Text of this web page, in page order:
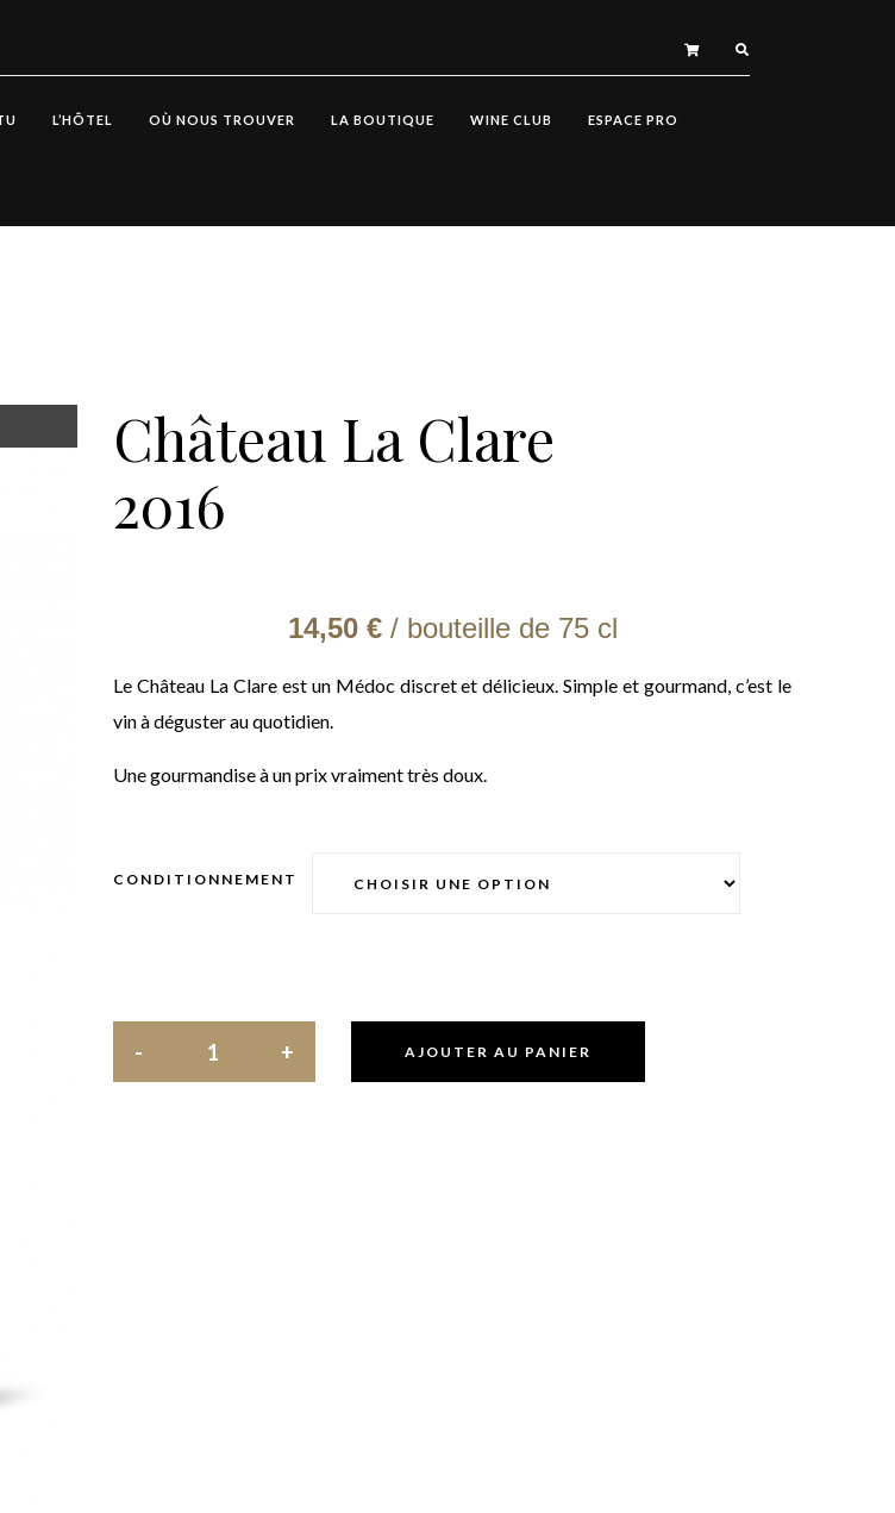
L’HÔTEL OÙ NOUS TROUVER LA BOUTIQUE WINE CLUB ESPACE PRO
Château La Clare
2016
14,50 € / bouteille de 75 cl
Le Château La Clare est un Médoc discret et délicieux. Simple et gourmand, c’est le
vin à déguster au quotidien.
Une gourmandise à un prix vraiment très doux.
CONDITIONNEMENT
AJOUTER AU PANIER